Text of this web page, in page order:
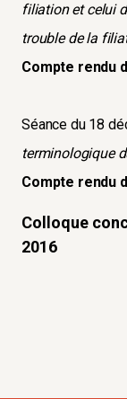
filiation et celui
trouble de la
Compte rendu
Séance du 18
terminologique
Compte rendu
Colloque
2016